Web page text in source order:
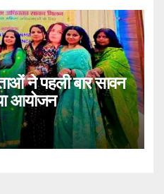
ने पहली बार सावन
आयोजन